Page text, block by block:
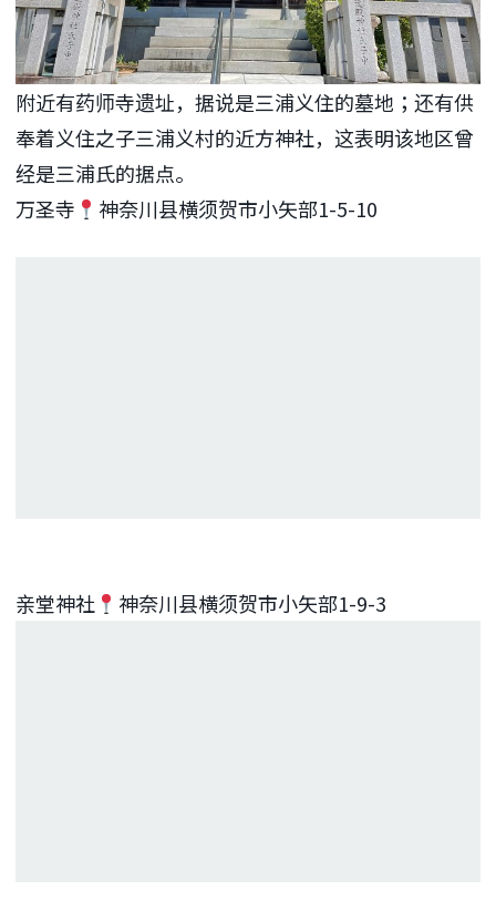
附近有药师寺遗址，据说是三浦义住的墓地；还有供
奉着义住之子三浦义村的近方神社，这表明该地区曾
经是三浦氏的据点。
万圣寺
神奈川县横须贺市小矢部1-5-10
亲堂神社 神奈川县横须贺市小矢部1-9-3